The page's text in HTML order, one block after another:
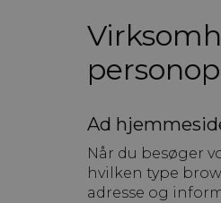
Ad
Når du besøger
hvilken type
adresse og